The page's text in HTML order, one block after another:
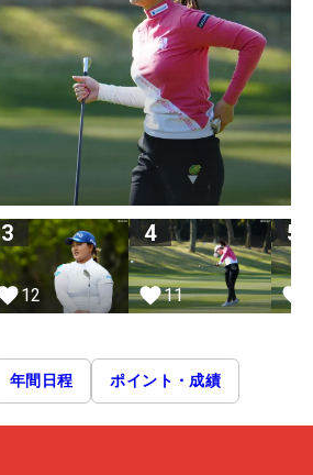
3
12
4
11
5
年間日程 ポイント・成績